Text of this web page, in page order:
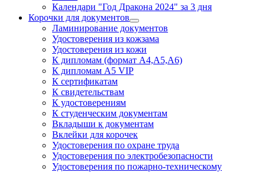
Календари "Год Дракона 2024" за 3 дня
Корочки для документов
Ламинирование документов
Удостоверения из кожзама
Удостоверения из кожи
К дипломам (формат А4,А5,А6)
К дипломам А5 VIP
К сертификатам
К свидетельствам
К удостоверениям
К студенческим документам
Вкладыши к документам
Вклейки для корочек
Удостоверения по охране труда
Удостоверения по электробезопасности
Удостоверения по пожарно-техническому